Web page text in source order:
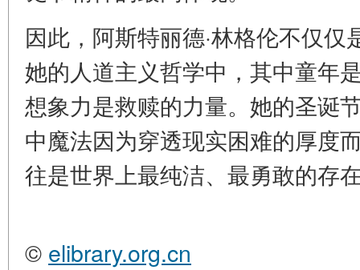
因此，阿斯特丽德·林格伦不仅
她的人道主义哲学中，其中童年
想象力是救赎的力量。她的圣诞
中魔法因为穿透现实困难的厚度
往是世界上最纯洁、最勇敢的
© elibrary.org.cn